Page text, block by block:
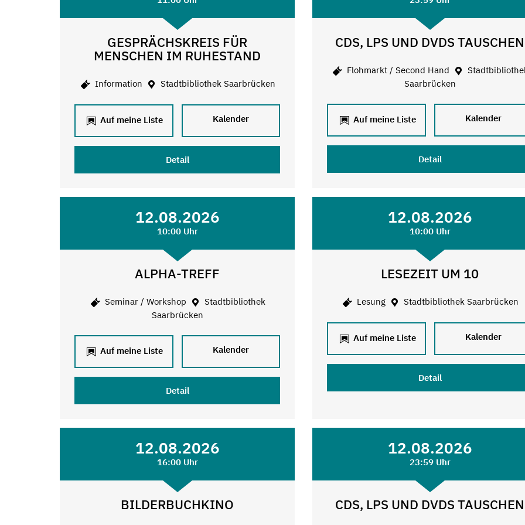
GESPRÄCHSKREIS FÜR
MENSCHEN IM RUHESTAND
Information Stadtbibliothek Saarbrücken
Auf meine Liste Kalender
Detail
CDS, LPS UND DVDS TAUSCHEN
Flohmarkt / Second Hand
Saarbrücken
Auf meine Liste Kalender
Detail
12.08.2026
10:00 Uhr
ALPHA-TREFF
Seminar / Workshop
Stadtbibliothek
Saarbrücken
Auf meine Liste Kalender
Detail
12.08.2026
10:00 Uhr
LESEZEIT UM 10
Lesung Stadtbibliothek Saarbrücken
Auf meine Liste Kalender
Detail
12.08.2026
16:00 Uhr
BILDERBUCHKINO
12.08.2026
23:59 Uhr
CDS, LPS UND DVDS TAUSCHEN